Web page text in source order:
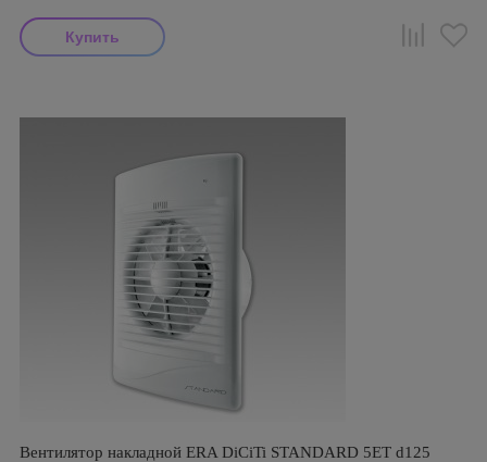
Вентилятор накладной ERA DiCiTi STANDARD 5ET d125